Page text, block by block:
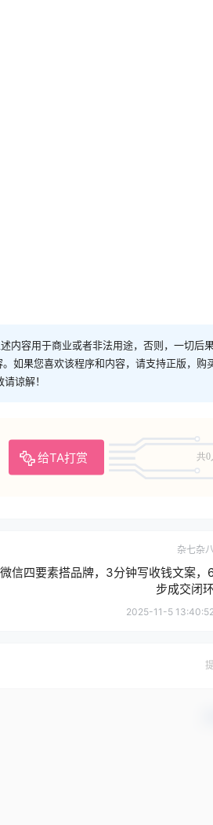
内容用于商业或者非法用途，否则，一切后
如果您喜欢该程序和内容，请支持正版，购
谅解！
给TA打赏 共0
杂七杂八
信四要素搭品牌，3分钟写收钱文案，
步成交闭
2025-11-5 13:40:52